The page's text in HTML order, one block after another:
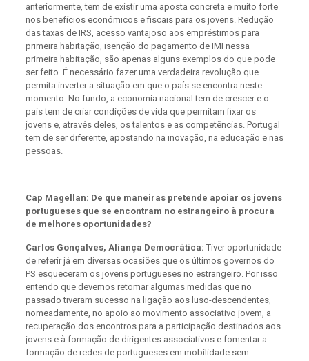
anteriormente, tem de existir uma aposta concreta e muito forte
nos benefícios económicos e fiscais para os jovens. Redução
das taxas de IRS, acesso vantajoso aos empréstimos para
primeira habitação, isenção do pagamento de IMI nessa
primeira habitação, são apenas alguns exemplos do que pode
ser feito. É necessário fazer uma verdadeira revolução que
permita inverter a situação em que o país se encontra neste
momento. No fundo, a economia nacional tem de crescer e o
país tem de criar condições de vida que permitam fixar os
jovens e, através deles, os talentos e as competências. Portugal
tem de ser diferente, apostando na inovação, na educação e nas
pessoas.
Cap Magellan: De que maneiras pretende apoiar os jovens
portugueses que se encontram no estrangeiro à procura
de melhores oportunidades?
Carlos Gonçalves, Aliança Democrática: Tiver oportunidade
de referir já em diversas ocasiões que os últimos governos do
PS esqueceram os jovens portugueses no estrangeiro. Por isso
entendo que devemos retomar algumas medidas que no
passado tiveram sucesso na ligação aos luso-descendentes,
nomeadamente, no apoio ao movimento associativo jovem, a
recuperação dos encontros para a participação destinados aos
jovens e à formação de dirigentes associativos e fomentar a
formação de redes de portugueses em mobilidade sem